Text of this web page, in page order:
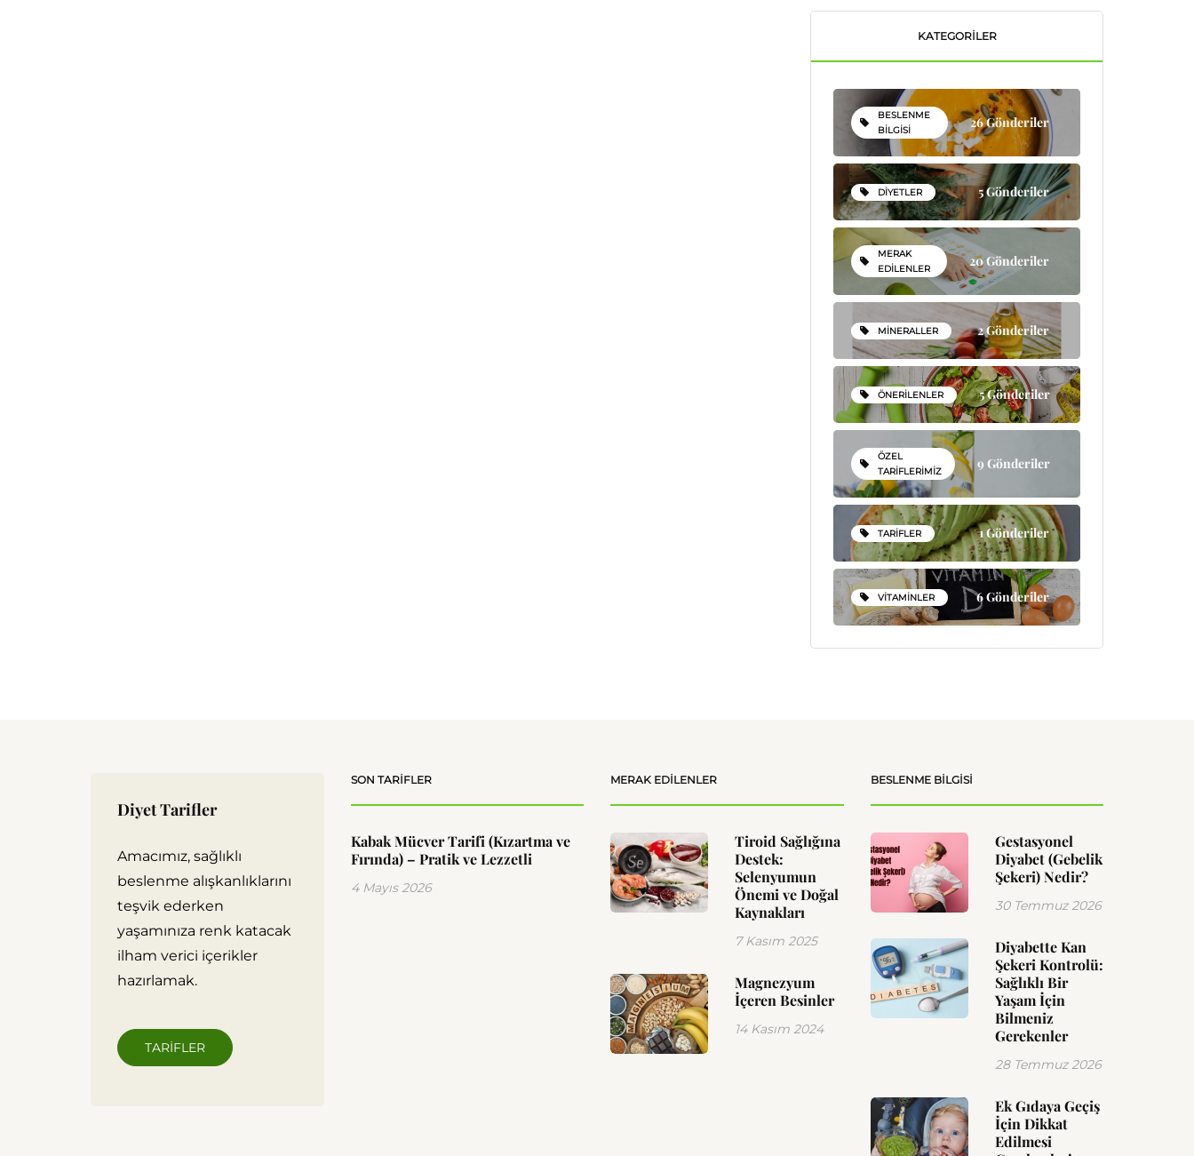
KATEGORILER
BESLENME
BILGISI
26 Gönderiler
DIYETLER 5 Gönderiler
MERAK
EDILENLER
20 Gönderiler
MINERALLER 2 Gönderiler
ÖNERILENLER 5 Gönderiler
ÖZEL
TARIFLERIMIZ
9 Gönderiler
TARIFLER 1 Gönderiler
VITAMINLER 6 Gönderiler
Diyet Tarifler
Amacımız, sağlıklı
beslenme alışkanlıklarını
teşvik ederken
yaşamınıza renk katacak
ilham verici içerikler
hazırlamak.
TARIFLER
SON TARIFLER
Kabak Mücver Tarifi (Kızartma ve
Fırında) – Pratik ve Lezzetli
4 Mayıs 2026
MERAK EDILENLER
Tiroid Sağlığına
Destek:
Selenyumun
Önemi ve Doğal
Kaynakları
7 Kasım 2025
Magnezyum
İçeren Besinler
14 Kasım 2024
BESLENME BILGISI
Gestasyonel
Diyabet (Gebelik
Şekeri) Nedir?
30 Temmuz 2026
Diyabette Kan
Şekeri Kontrolü:
Sağlıklı Bir
Yaşam İçin
Bilmeniz
Gerekenler
28 Temmuz 2026
Ek Gıdaya Geçiş
İçin Dikkat
Edilmesi